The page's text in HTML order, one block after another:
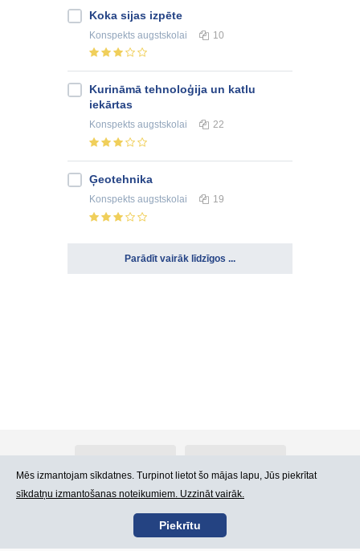
Koka sijas izpēte
Konspekts augstskolai 10
Kurināmā tehnoloģija un katlu
iekārtas
Konspekts augstskolai 22
Ģeotehnika
Konspekts augstskolai 19
Parādīt vairāk līdzīgos ...
Kontakti Lietošanas noteikumi
Mēs izmantojam sīkdatnes. Turpinot lietot šo mājas lapu, Jūs piekrītat
sīkdatņu izmantošanas noteikumiem. Uzzināt vairāk.
Piekrītu